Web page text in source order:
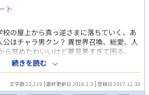
ト
の屋上から真っ逆さまに落ちていく、あ
公はチャラ男クン？ 異世界召喚、総愛、人
覚めたわいいけど夢見悪すぎて困る。
あの人呼ばないと。女の人。 →R15は保険
辣な場所、転落場面がありますので苦手
。 →連載凍結のため中途半端に終わりま
も出てきます。
続きを読む
文字数 22,119 最終更新日 2018.1.3 登録日 2017.12.30